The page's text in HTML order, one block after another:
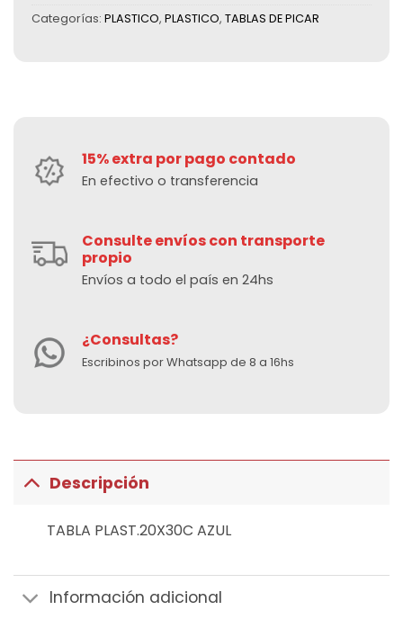
Categorías: PLASTICO, PLASTICO, TABLAS DE PICAR
15% extra por pago contado
En efectivo o transferencia
Consulte envíos con transporte
propio
Envíos a todo el país en 24hs
¿Consultas?
Escribinos por Whatsapp de 8 a 16hs
Descripción
TABLA PLAST.20X30C AZUL
Información adicional